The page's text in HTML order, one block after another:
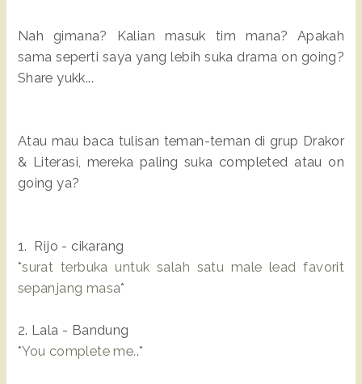
Nah gimana? Kalian masuk tim mana? Apakah
sama seperti saya yang lebih suka drama on going?
Share yukk...
Atau mau baca tulisan teman-teman di grup Drakor
& Literasi, mereka paling suka completed atau on
going ya?
1. Rijo - cikarang
*surat terbuka untuk salah satu male lead favorit
sepanjang masa*
2. Lala - Bandung
*You complete me..*